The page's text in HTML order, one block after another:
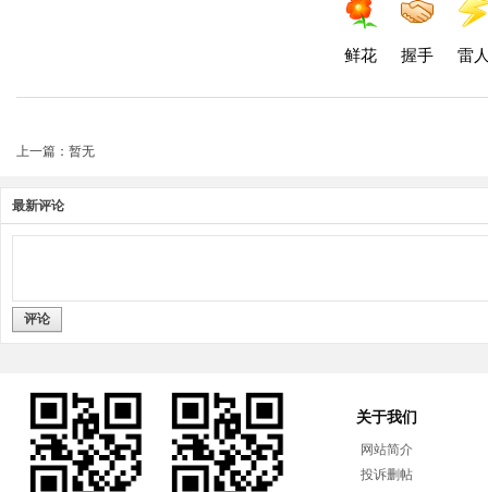
鲜花 握手 雷
上一篇：暂无
最新评论
评论
关于我们
网站简介
投诉删帖